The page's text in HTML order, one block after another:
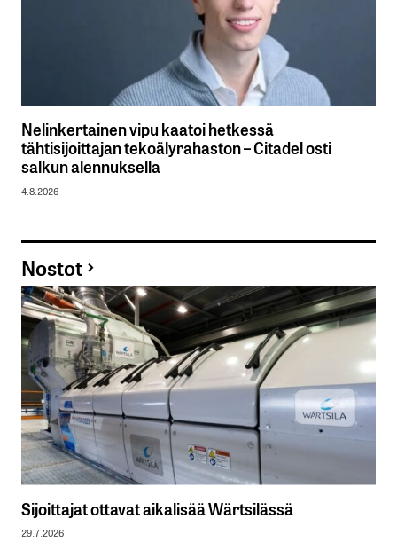
Nelinkertainen vipu kaatoi hetkessä
tähtisijoittajan tekoälyrahaston – Citadel osti
salkun alennuksella
4.8.2026
Nostot
Sijoittajat ottavat aikalisää Wärtsilässä
29.7.2026